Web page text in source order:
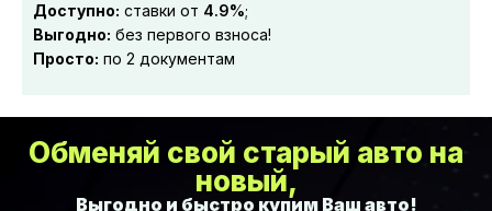
Доступно: ставки от 4.9%;
Выгодно: без первого взноса!
Просто: по 2 документам
Обменяй свой старый авто на
новый,